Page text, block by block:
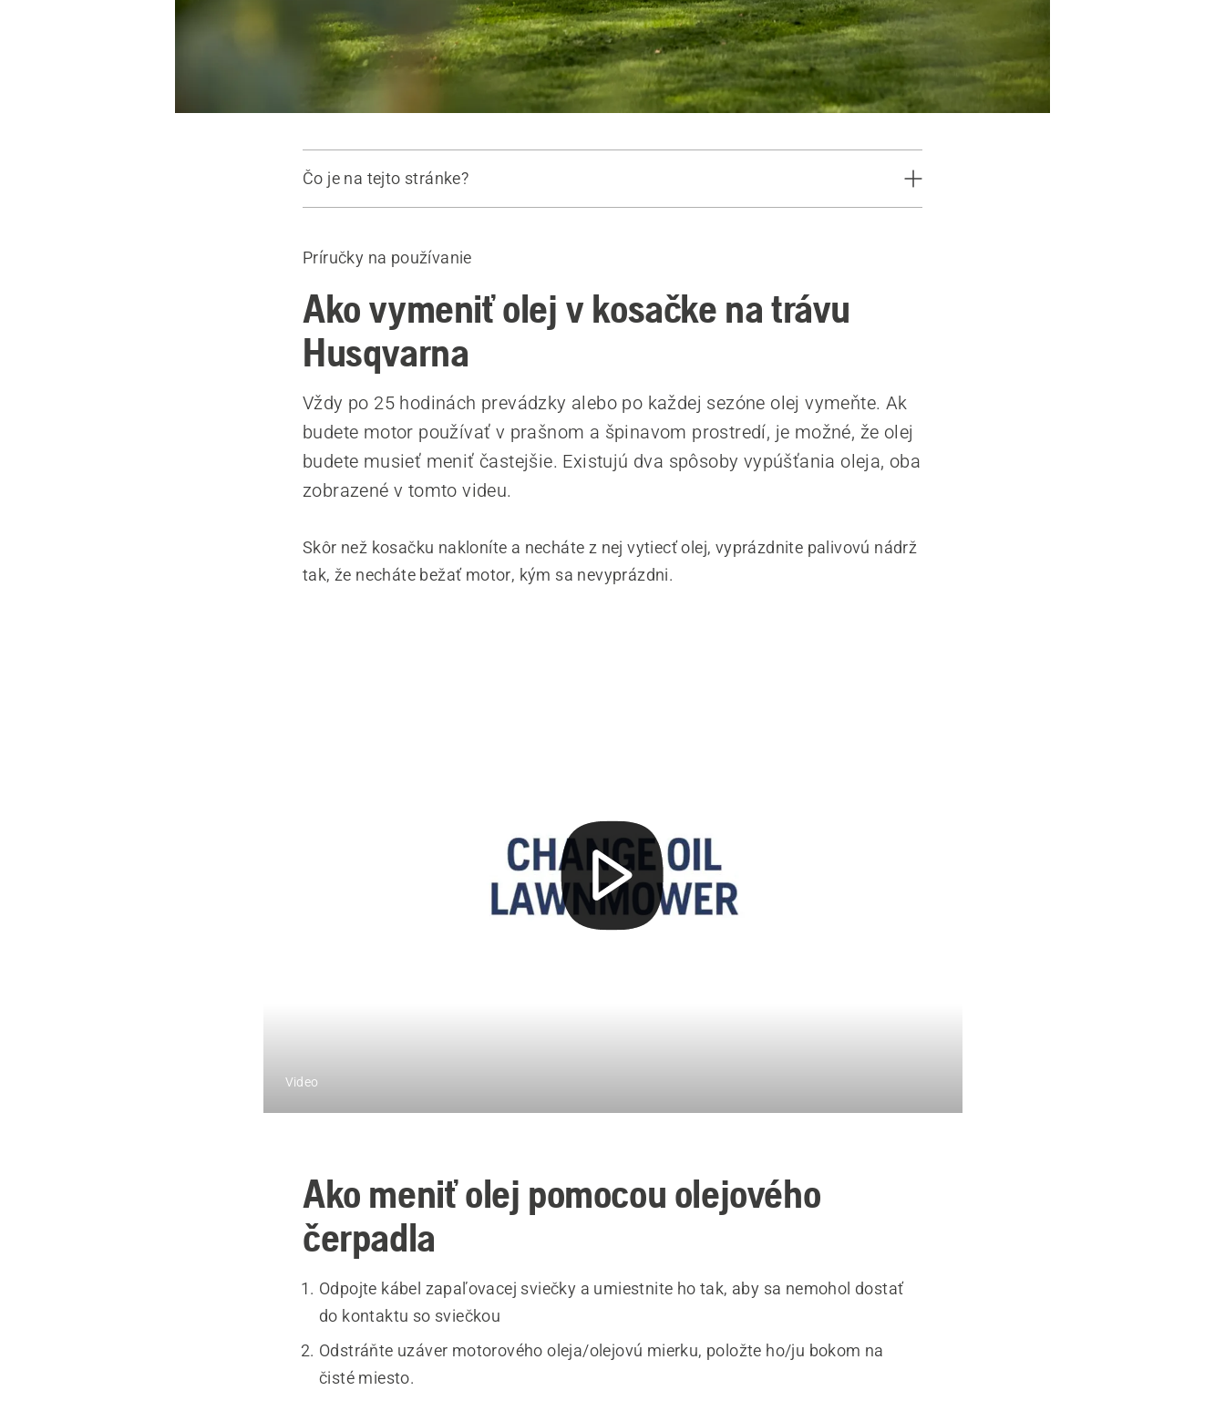
Čo je na tejto stránke?
Ako meniť olej pomocou olejového čerpadla
Odporúčané výrobky
Príručky na používanie
Ako vymeniť olej v kosačke na trávu
Husqvarna
Vždy po 25 hodinách prevádzky alebo po každej sezóne olej vymeňte. Ak
budete motor používať v prašnom a špinavom prostredí, je možné, že olej
budete musieť meniť častejšie. Existujú dva spôsoby vypúšťania oleja, oba
zobrazené v tomto videu.
Skôr než kosačku nakloníte a necháte z nej vytiecť olej, vyprázdnite palivovú nádrž
tak, že necháte bežať motor, kým sa nevyprázdni.
Video
Ako meniť olej pomocou olejového
čerpadla
Odpojte kábel zapaľovacej sviečky a umiestnite ho tak, aby sa nemohol dostať
do kontaktu so sviečkou
Odstráňte uzáver motorového oleja/olejovú mierku, položte ho/ju bokom na
čisté miesto.